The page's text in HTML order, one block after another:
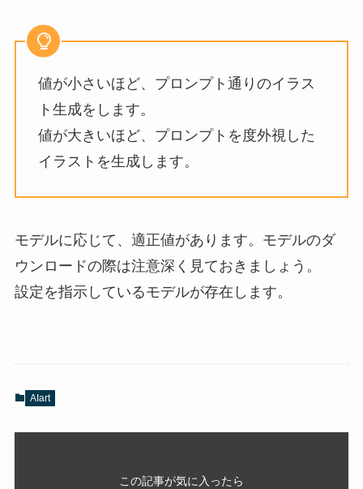
値が小さいほど、プロンプト通りのイラス
ト生成をします。
値が大きいほど、プロンプトを度外視した
イラストを生成します。
モデルに応じて、適正値があります。モデルのダ
ウンロードの際は注意深く見ておきましょう。
設定を指示しているモデルが存在します。
AIart
この記事が気に入ったら